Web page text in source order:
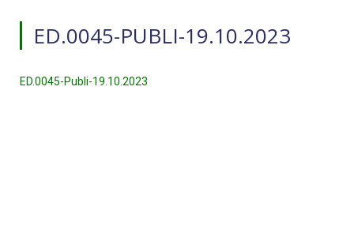
ED.0045-PUBLI-19.10.2023
ED.0045-Publi-19.10.2023